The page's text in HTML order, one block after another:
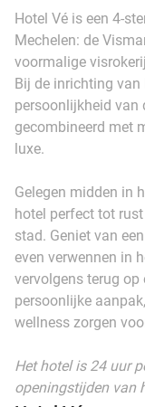
Hotel Vé is een 4-
Mechelen: de
voormalige
Bij de inrichting van
persoonlijkheid van
gecombineerd met
luxe.
Gelegen midden in
hotel perfect tot
stad. Geniet van
even verwennen in
vervolgens terug op
persoonlijke
wellness zorgen
Het hotel is 24 uur
openingstijden van